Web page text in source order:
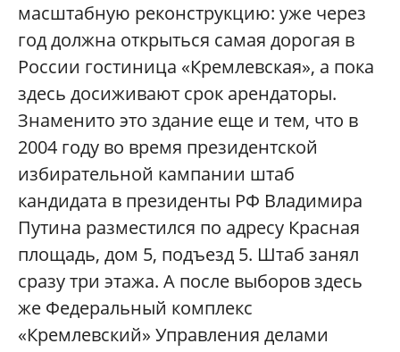
масштабную реконструкцию: уже через
год должна открыться самая дорогая в
России гостиница «Кремлевская», а пока
здесь досиживают срок арендаторы.
Знаменито это здание еще и тем, что в
2004 году во время президентской
избирательной кампании штаб
кандидата в президенты РФ Владимира
Путина разместился по адресу Красная
площадь, дом 5, подъезд 5. Штаб занял
сразу три этажа. А после выборов здесь
же Федеральный комплекс
«Кремлевский» Управления делами